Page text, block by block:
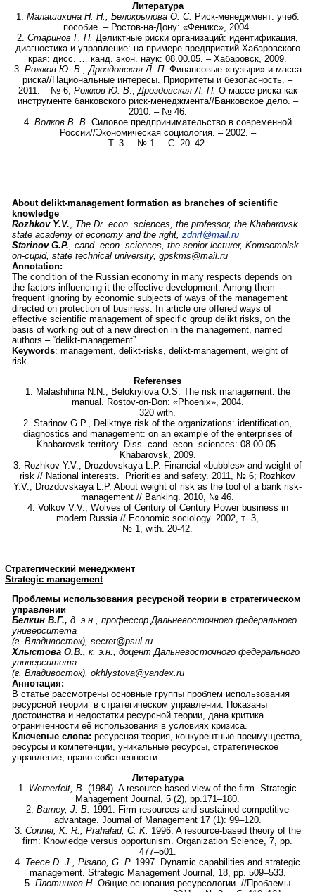
Литература
1. Малашихина Н. Н., Белокрылова О. С. Риск-менеджмент: учеб.
пособие. – Ростов-на-Дону: «Феникс», 2004.
2. Старинов Г. П. Деликтные риски организаций: идентификация,
диагностика и управление: на примере предприятий Хабаровского
края: дисс. … канд. экон. наук: 08.00.05. – Хабаровск, 2009.
3. Рожков Ю. В., Дроздовская Л. П. Финансовые «пузыри» и масса
риска//Национальные интересы. Приоритеты и безопасность. –
2011. – № 6; Рожков Ю. В.,Дроздовская Л. П. О массе риска как
инструменте банковского риск-менеджмента//Банковское дело. –
2010. – № 46.
4. Волков В. В. Силовое предпринимательство в современной
России//Экономическая социология. – 2002. –
Т. 3. – № 1. – С. 20–42.
About delikt-management formation as branches of scientific
knowledge
Rozhkov Y.V., The Dr. econ. sciences, the professor, the Khabarovsk
state academy of economy and the right, zdnrf@mail.ru
Starinov G.P., cand. econ. sciences, the senior lecturer, Komsomolsk-
on-cupid, state technical university, gpskms@mail.ru
Annotation:
The condition of the Russian economy in many respects depends on
the factors influencing it the effective development. Among them -
frequent ignoring by economic subjects of ways of the management
directed on protection of business. In article ore offered ways of
effective scientific management of specific group delikt risks, on the
basis of working out of a new direction in the management, named
authors – “delikt-management”.
Keywords: management, delikt-risks, delikt-management, weight of
risk.
Referenses
1. Malashihina N.N., Belokrylova O.S. The risk management: the
manual. Rostov-on-Don: «Phoenix», 2004.
320 with.
2. Starinov G.P., Deliktnye risk of the organizations: identification,
diagnostics and management: on an example of the enterprises of
Khabarovsk territory. Diss. cand. econ. sciences: 08.00.05.
Khabarovsk, 2009.
3. Rozhkov Y.V., Drozdovskaya L.P. Financial «bubbles» and weight of
risk // National interests. Priorities and safety. 2011, № 6; Rozhkov
Y.V., Drozdovskaya L.P. About weight of risk as the tool of a bank risk-
management // Banking. 2010, № 46.
4. Volkov V.V., Wolves of Century of Century Power business in
modern Russia // Economic sociology. 2002, т .3,
№ 1, with. 20-42.
Стратегический менеджмент
Strategic management
Проблемы использования ресурсной теории в стратегическом
управлении
Белкин В.Г., д. э.н., профессор Дальневосточного федерального
университета
(г. Владивосток), secret@psul.ru
Хлыстова О.В., к. э.н., доцент Дальневосточного федерального
университета
(г. Владивосток), okhlystova@yandex.ru
Аннотация:
В статье рассмотрены основные группы проблем использования
ресурсной теории в стратегическом управлении. Показаны
достоинства и недостатки ресурсной теории, дана критика
ограниченности её использования в условиях кризиса.
Ключевые слова: ресурсная теория, конкурентные преимущества,
ресурсы и компетенции, уникальные ресурсы, стратегическое
управление, право собственности.
Литература
1. Wernerfelt, B. (1984). A resource-based view of the firm. Strategic
Management Journal, 5 (2), pp.171–180.
2. Barney, J. B. 1991. Firm resources and sustained competitive
advantage. Journal of Management 17 (1): 99–120.
3. Conner, K. R., Prahalad, C. K. 1996. A resource-based theory of the
firm: Knowledge versus opportunism. Organization Science, 7, pp.
477–501.
4. Teece D. J., Pisano, G. P. 1997. Dynamic capabilities and strategic
management. Strategic Management Journal, 18, pp. 509–533.
5. Плотников Н. Общие основания ресурсологии. //Проблемы